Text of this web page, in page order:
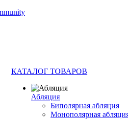
КАТАЛОГ ТОВАРОВ
Абляция
Биполярная абляция
Монополярная